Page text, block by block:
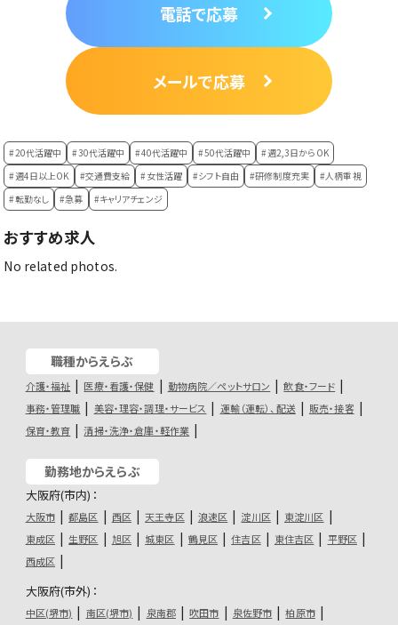
電話で応募
メールで応募
#20代活躍中 #30代活躍中 #40代活躍中 #50代活躍中
#週2,3日からOK
#週4日以上OK
#交通費支給 #女性活躍 #シフト自由 #研修制度充実
#人柄重視
#転勤なし
#急募 #キャリアチェンジ
おすすめ求人
No related photos.
職種からえらぶ
介護・福祉 医療・看護・保健 動物病院／ペットサロン
飲食・フード
事務・管理職
美容・理容・調理・サービス 運輸（運転）、配送
販売・接客
保育・教育
清掃・洗浄・倉庫・軽作業
勤務地からえらぶ
大阪府(市内)：
大阪市 都島区 西区 天王寺区 浪速区 淀川区
東淀川区
東成区
生野区 旭区 城東区 鶴見区 住吉区 東住吉区
平野区
西成区
大阪府(市外)：
中区(堺市) 南区(堺市) 泉南郡 吹田市 泉佐野市
柏原市